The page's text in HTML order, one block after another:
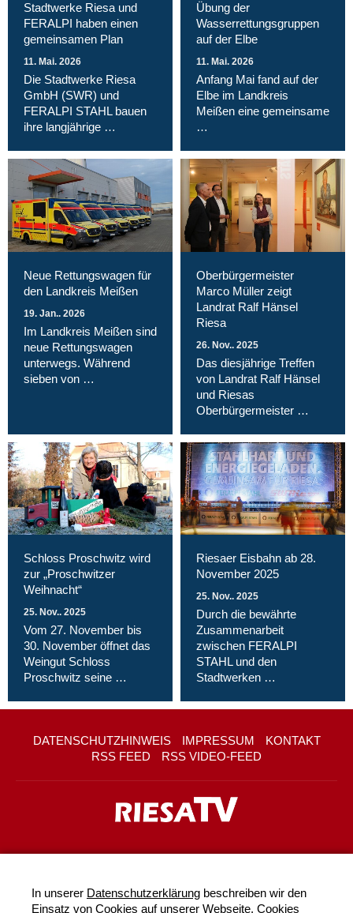
Stadtwerke Riesa und
FERALPI haben einen
gemeinsamen Plan
11. Mai. 2026
Die Stadtwerke Riesa
GmbH (SWR) und
FERALPI STAHL bauen
ihre langjährige …
Übung der
Wasserrettungsgruppen
auf der Elbe
11. Mai. 2026
Anfang Mai fand auf der
Elbe im Landkreis
Meißen eine gemeinsame
…
Neue Rettungswagen für
den Landkreis Meißen
19. Jan.. 2026
Im Landkreis Meißen sind
neue Rettungswagen
unterwegs. Während
sieben von …
Oberbürgermeister
Marco Müller zeigt
Landrat Ralf Hänsel
Riesa
26. Nov.. 2025
Das diesjährige Treffen
von Landrat Ralf Hänsel
und Riesas
Oberbürgermeister …
Schloss Proschwitz wird
zur „Proschwitzer
Weihnacht“
25. Nov.. 2025
Vom 27. November bis
30. November öffnet das
Weingut Schloss
Proschwitz seine …
Riesaer Eisbahn ab 28.
November 2025
25. Nov.. 2025
Durch die bewährte
Zusammenarbeit
zwischen FERALPI
STAHL und den
Stadtwerken …
DATENSCHUTZHINWEIS IMPRESSUM
KONTAKT
RSS FEED
RSS VIDEO-FEED
In unserer Datenschutzerklärung beschreiben wir den
Einsatz von Cookies auf unserer Webseite. Cookies